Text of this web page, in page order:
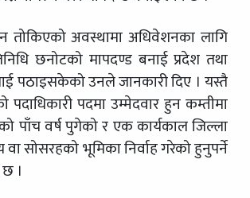
तोकिएको अवस्थामा अधिवेशनका लागि
छनोटको मापदण्ड बनाई प्रदेश तथा
पठाइसकेको उनले जानकारी दिए । यस्तै
पदाधिकारी पदमा उम्मेदवार हुन कम्तीमा
पाँच वर्ष पुगेको र एक कार्यकाल जिल्ला
सोसरहको भूमिका निर्वाह गरेको हुनुपर्ने
।